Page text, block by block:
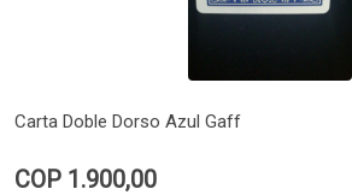
Carta Doble Dorso Azul Gaff
COP 1.900,00